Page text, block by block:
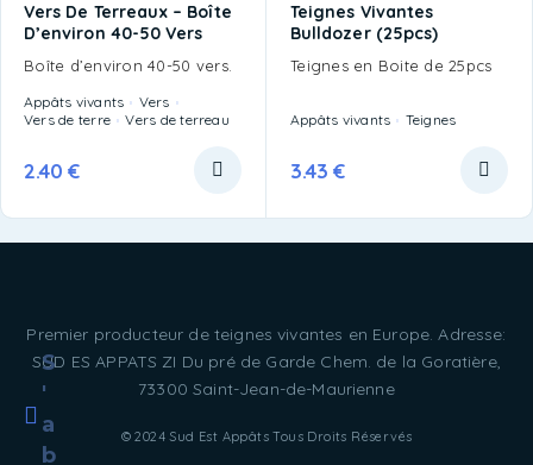
Vers De Terreaux – Boîte
D’environ 40-50 Vers
Boîte d’environ 40-50 vers.
Appâts vivants
Vers
Vers de terre
Vers de terreau
2.40€
Teignes Vivantes
Bulldozer (25pcs)
Teignes en Boite de 25pcs
Appâts vivants Teignes
3.43€
Premier producteur de teignes vivantes en Europe. Adresse:
SUD ES APPATS ZI Du pré de Garde Chem. de la Goratière,
73300 Saint-Jean-de-Maurienne
© 2024 Sud Est Appâts Tous Droits Réservés
S
'
a
b